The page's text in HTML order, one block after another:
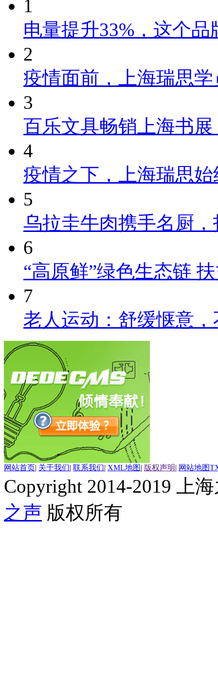
1
电量提升33%，这个
2
疫情面前，上海瑞思
3
百乐文具畅销上海书
4
疫情之下，上海瑞思
5
乌拉圭牛肉携手名厨
6
“高原鲜”绿色生态链
7
老人运动：舒缓惬意
网站首页| 关于我们| 联系我们| XML地图| 版权声明| 网站地图
Copyright 2014-2019 上
之声 版权所有